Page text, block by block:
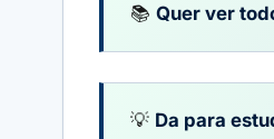
📚 Quer ver
💡 Da para